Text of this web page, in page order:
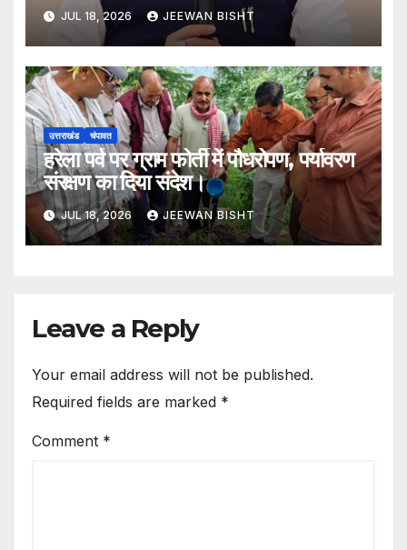
मार्ग के सुधारीकरण एवं डामरीकरण कार्य को
मिली स्वीकृति
JUL 18, 2026 JEEWAN BISHT
उत्तराखंड चंपावत
हरेला पर्व पर ग्राम फोर्ती में पौधरोपण, पर्यावरण
संरक्षण का दिया संदेश।
JUL 18, 2026 JEEWAN BISHT
Leave a Reply
Your email address will not be published.
Required fields are marked *
Comment *